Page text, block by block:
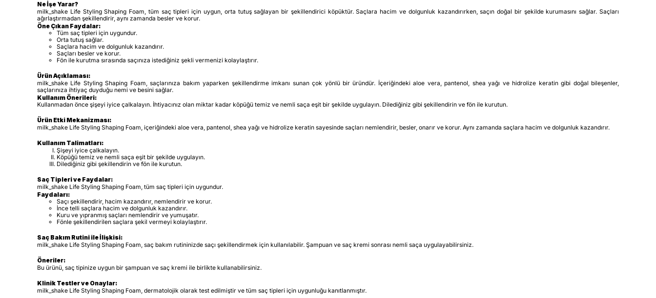
Ne İşe Yarar?
milk_shake Life Styling Shaping Foam, tüm saç tipleri için uygun, orta tutuş sağlayan bir şekillendirici köpüktür. Saçlara hacim ve dolgunluk kazandırırken, saçın doğal bir şekilde kurumasını sağlar. Saçları
ağırlaştırmadan şekillendirir, aynı zamanda besler ve korur.
Öne Çıkan Faydalar:
Tüm saç tipleri için uygundur.
Orta tutuş sağlar.
Saçlara hacim ve dolgunluk kazandırır.
Saçları besler ve korur.
Fön ile kurutma sırasında saçınıza istediğiniz şekli vermenizi kolaylaştırır.
Ürün Açıklaması:
milk_shake Life Styling Shaping Foam, saçlarınıza bakım yaparken şekillendirme imkanı sunan çok yönlü bir üründür. İçeriğindeki aloe vera, pantenol, shea yağı ve hidrolize keratin gibi doğal bileşenler,
saçlarınıza ihtiyaç duyduğu nemi ve besini sağlar.
Kullanım Önerileri:
Kullanmadan önce şişeyi iyice çalkalayın. İhtiyacınız olan miktar kadar köpüğü temiz ve nemli saça eşit bir şekilde uygulayın. Dilediğiniz gibi şekillendirin ve fön ile kurutun.
Ürün Etki Mekanizması:
milk_shake Life Styling Shaping Foam, içeriğindeki aloe vera, pantenol, shea yağı ve hidrolize keratin sayesinde saçları nemlendirir, besler, onarır ve korur. Aynı zamanda saçlara hacim ve dolgunluk kazandırır.
Kullanım Talimatları:
Şişeyi iyice çalkalayın.
Köpüğü temiz ve nemli saça eşit bir şekilde uygulayın.
Dilediğiniz gibi şekillendirin ve fön ile kurutun.
Saç Tipleri ve Faydalar:
milk_shake Life Styling Shaping Foam, tüm saç tipleri için uygundur.
Faydaları:
Saçı şekillendirir, hacim kazandırır, nemlendirir ve korur.
İnce telli saçlara hacim ve dolgunluk kazandırır.
Kuru ve yıpranmış saçları nemlendirir ve yumuşatır.
Fönle şekillendirilen saçlara şekil vermeyi kolaylaştırır.
Saç Bakım Rutini ile İlişkisi:
milk_shake Life Styling Shaping Foam, saç bakım rutininizde saçı şekillendirmek için kullanılabilir. Şampuan ve saç kremi sonrası nemli saça uygulayabilirsiniz.
Öneriler:
Bu ürünü, saç tipinize uygun bir şampuan ve saç kremi ile birlikte kullanabilirsiniz.
Klinik Testler ve Onaylar:
milk_shake Life Styling Shaping Foam, dermatolojik olarak test edilmiştir ve tüm saç tipleri için uygunluğu kanıtlanmıştır.